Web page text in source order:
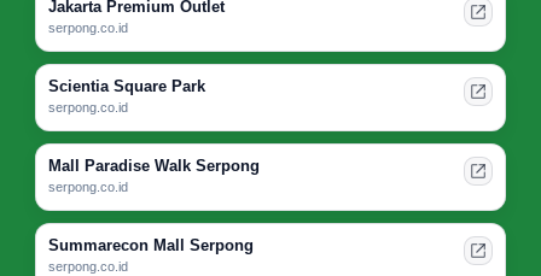
Jakarta Premium Outlet
serpong.co.id
Scientia Square Park
serpong.co.id
Mall Paradise Walk Serpong
serpong.co.id
Summarecon Mall Serpong
serpong.co.id